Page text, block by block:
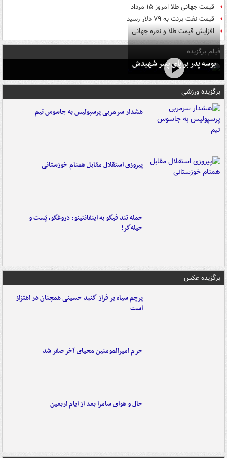
قیمت جهانی طلا امروز ۱۵ مرداد
قیمت نفت برنت به ۷۹ دلار رسید
افزایش قیمت طلا و نقره جهانی
فیلم برگزیده
بوسه‌ پدر بر پای پسر شهیدش
برگزیده ورزشی
هشدار سرمربی پرسپولیس به جاسوس تیم
پیروزی استقلال مقابل همنام خوزستانی
حمله تند فیگو به اینفانتینو: دروغگو، پَست‌ و
حیله‌گر!
برگزیده عکس
پرچم سیاه بر فراز گنبد حسینی همچنان در اهتزاز
است
حرم امیرالمومنین محیای آخر صفر شد
حال و هوای سامرا بعد از ایام اربعین